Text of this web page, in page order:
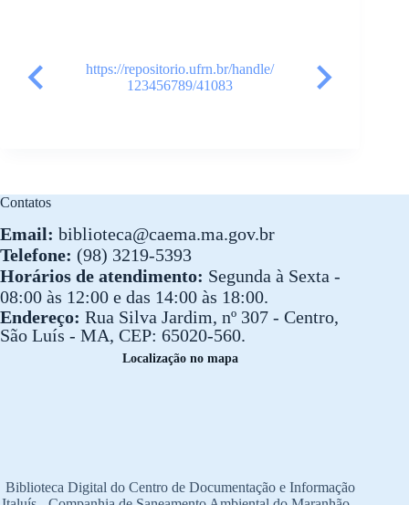
https://repositorio.ufrn.br/handle/
123456789/41083
Contatos
Email: biblioteca@caema.ma.gov.br
Telefone: (98) 3219-5393
Horários de atendimento: Segunda à Sexta -
08:00 às 12:00 e das 14:00 às 18:00.
Endereço: Rua Silva Jardim, nº 307 - Centro,
São Luís - MA, CEP: 65020-560.
Localização no mapa
Biblioteca Digital do Centro de Documentação e Informação